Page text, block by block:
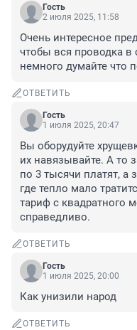
Гость
2 июля 2025, 11:58
Очень интересное
чтобы вся проводка в
немного думайте что
ОТВЕТИТЬ
Гость
1 июля 2025, 20:47
Вы оборудуйте
их навязывайте. А то
по 3 тысячи платят, а
где тепло мало
тариф с квадратного
справедливо.
ОТВЕТИТЬ
Гость
1 июля 2025, 20:00
Как унизили народ
ОТВЕТИТЬ